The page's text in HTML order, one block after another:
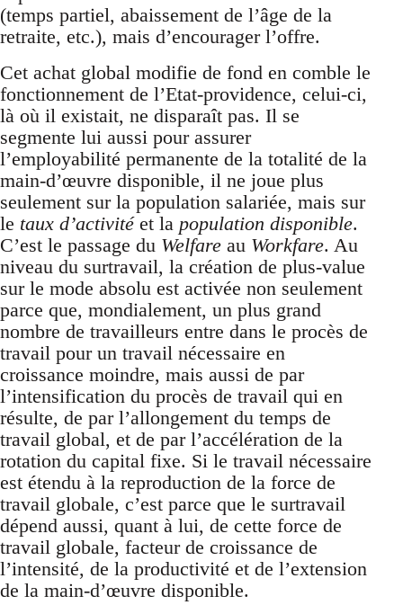
(temps partiel, abaissement de l’âge de la
retraite, etc.), mais d’encourager l’offre.
Cet achat global modifie de fond en comble le
fonctionnement de l’Etat-providence, celui-ci,
là où il existait, ne disparaît pas. Il se
segmente lui aussi pour assurer
l’employabilité permanente de la totalité de la
main-d’œuvre disponible, il ne joue plus
seulement sur la population salariée, mais sur
le taux d’activitéet la population disponible.
C’est le passage du Welfare au Workfare. Au
niveau du surtravail, la création de plus-value
sur le mode absolu est activée non seulement
parce que, mondialement, un plus grand
nombre de travailleurs entre dans le procès de
travail pour un travail nécessaire en
croissance moindre, mais aussi de par
l’intensification du procès de travail qui en
résulte, de par l’allongement du temps de
travail global, et de par l’accélération de la
rotation du capital fixe. Si le travail nécessaire
est étendu à la reproduction de la force de
travail globale, c’est parce que le surtravail
dépend aussi, quant à lui, de cette force de
travail globale, facteur de croissance de
l’intensité, de la productivité et de l’extension
de la main-d’œuvre disponible.